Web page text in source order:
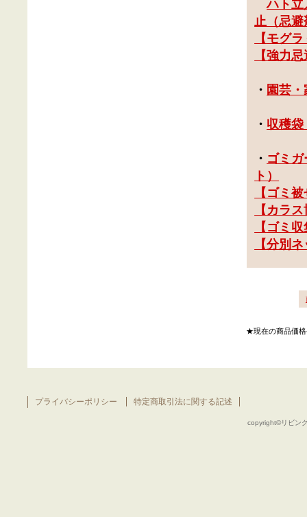
ハト立
止（忌避
【モグ
【強力
・ 園芸
・ 収穫
・ ゴミ
ト）
【 ゴミ
【 カラ
【 ゴミ
【分別
★現在の商品価格
copyright©リビン
プライバシーポリシー 特定商取引法に関する記述